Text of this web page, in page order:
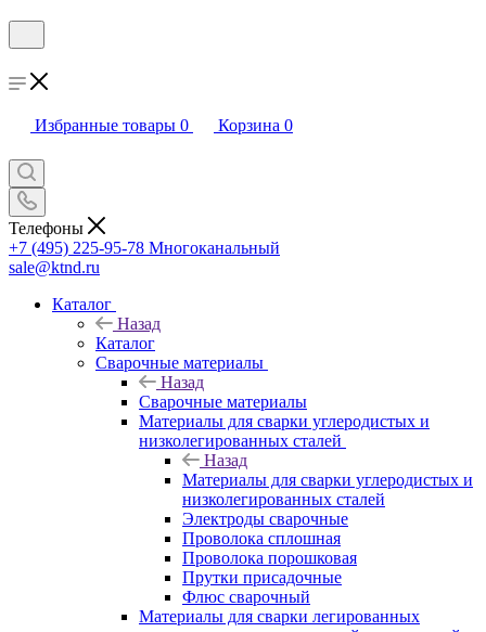
Избранные товары 0 Корзина 0
Телефоны
+7 (495) 225-95-78 Многоканальный
sale@ktnd.ru
Каталог
Назад
Каталог
Сварочные материалы
Назад
Сварочные материалы
Материалы для сварки углеродистых и
низколегированных сталей
Назад
Материалы для сварки углеродистых и
низколегированных сталей
Электроды сварочные
Проволока сплошная
Проволока порошковая
Прутки присадочные
Флюс сварочный
Материалы для сварки легированных